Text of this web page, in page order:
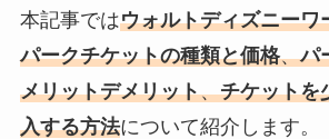
本記事ではウォルトディズニーワ
パークチケットの種類と価格、パ
メリットデメリット、チケットを
入する方法について紹介します。